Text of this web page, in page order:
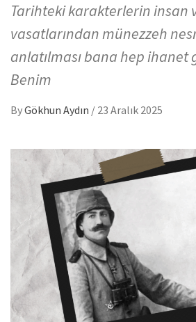
Tarihteki karakterlerin insan
vasatlarından münezzeh
anlatılması bana hep ihanet
Benim
ByGökhun Aydın / 23 Aralık 2025